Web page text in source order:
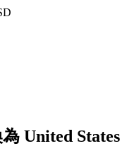
United States